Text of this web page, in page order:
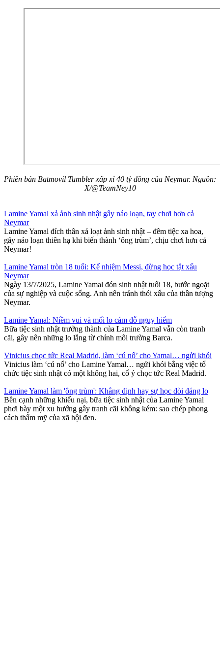
Phiên bản Batmovil Tumbler xấp xỉ 40 tỷ đồng của Neymar. Nguồn:
X/@TeamNey10
Lamine Yamal xả ảnh sinh nhật gây náo loạn, tay chơi hơn cả
Neymar
Lamine Yamal đích thân xả loạt ảnh sinh nhật – đêm tiệc xa hoa,
gây náo loạn thiên hạ khi biến thành ‘ông trùm’, chịu chơi hơn cả
Neymar!
Lamine Yamal tròn 18 tuổi: Kế nhiệm Messi, đừng học tật xấu
Neymar
Ngày 13/7/2025, Lamine Yamal đón sinh nhật tuổi 18, bước ngoặt
của sự nghiệp và cuộc sống. Anh nên tránh thói xấu của thần tượng
Neymar.
Lamine Yamal: Niềm vui và mối lo cám dỗ nguy hiểm
Bữa tiệc sinh nhật trưởng thành của Lamine Yamal vẫn còn tranh
cãi, gây nên những lo lắng từ chính môi trường Barca.
Vinicius chọc tức Real Madrid, làm ‘cú nổ’ cho Yamal… ngửi khói
Vinicius làm ‘cú nổ’ cho Lamine Yamal… ngửi khói bằng việc tổ
chức tiệc sinh nhật có một không hai, cố ý chọc tức Real Madrid.
Lamine Yamal làm 'ông trùm': Khẳng định hay sự học đòi đáng lo
Bên cạnh những khiếu nại, bữa tiệc sinh nhật của Lamine Yamal
phơi bày một xu hướng gây tranh cãi không kém: sao chép phong
cách thẩm mỹ của xã hội đen.